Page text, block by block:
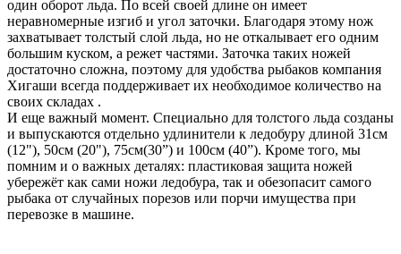
один оборот льда. По всей своей длине он имеет
неравномерные изгиб и угол заточки. Благодаря этому нож
захватывает толстый слой льда, но не откалывает его одним
большим куском, а режет частями. Заточка таких ножей
достаточно сложна, поэтому для удобства рыбаков компания
Хигаши всегда поддерживает их необходимое количество на
своих складах .
И еще важный момент. Специально для толстого льда созданы
и выпускаются отдельно удлинители к ледобуру длиной 31см
(12"), 50см (20"), 75см(30”) и 100см (40”). Кроме того, мы
помним и о важных деталях: пластиковая защита ножей
убережёт как сами ножи ледобура, так и обезопасит самого
рыбака от случайных порезов или порчи имущества при
перевозке в машине.